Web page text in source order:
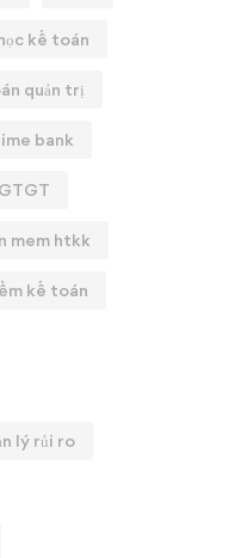
kế toán
quản trị
bank
mem htkk
kế toán
lý rủi ro